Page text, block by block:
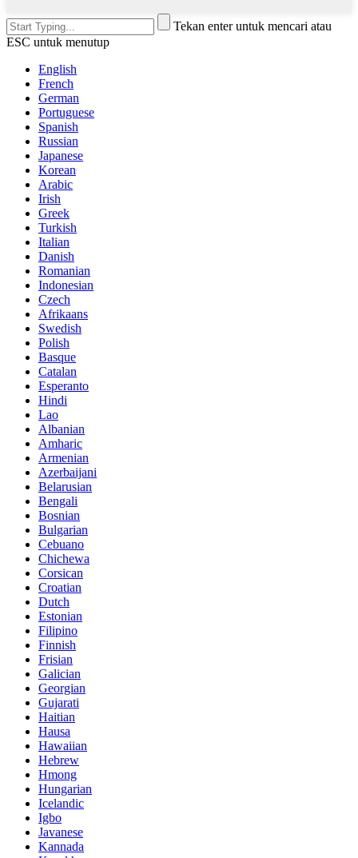
Tekan enter untuk mencari atau
ESC untuk menutup
English
French
German
Portuguese
Spanish
Russian
Japanese
Korean
Arabic
Irish
Greek
Turkish
Italian
Danish
Romanian
Indonesian
Czech
Afrikaans
Swedish
Polish
Basque
Catalan
Esperanto
Hindi
Lao
Albanian
Amharic
Armenian
Azerbaijani
Belarusian
Bengali
Bosnian
Bulgarian
Cebuano
Chichewa
Corsican
Croatian
Dutch
Estonian
Filipino
Finnish
Frisian
Galician
Georgian
Gujarati
Haitian
Hausa
Hawaiian
Hebrew
Hmong
Hungarian
Icelandic
Igbo
Javanese
Kannada